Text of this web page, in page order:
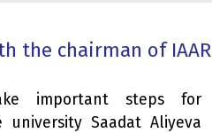
the chairman of IAAR
important steps for
Saadat Aliyeva